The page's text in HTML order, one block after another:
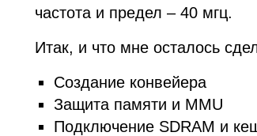
частота и предел – 40 мгц.
Итак, и что мне осталось
Создание конвейера
Защита памяти и MMU
Подключение SDRAM и